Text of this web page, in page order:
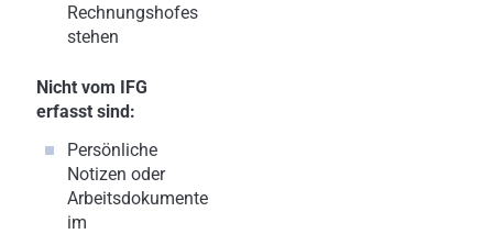
Rechnungshofes
stehen
Nicht vom IFG
erfasst sind:
Persönliche
Notizen oder
Arbeitsdokumente
im